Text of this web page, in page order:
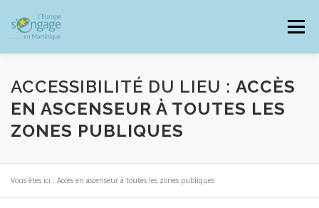
contenu
Menu
PROGRAMMES J’AI UN PROJET
ACCESSIBILITÉ DU LIEU : ACCÈS
EN ASCENSEUR À TOUTES LES
ZONES PUBLIQUES
Vous êtes ici : Accès en ascenseur à toutes les zones publiques